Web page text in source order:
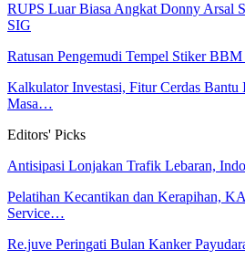
RUPS Luar Biasa Angkat Donny Arsal
SIG
Ratusan Pengemudi Tempel Stiker
Kalkulator Investasi, Fitur Cerdas Bantu
Masa…
Editors' Picks
Antisipasi Lonjakan Trafik Lebaran,
Pelatihan Kecantikan dan Kerapihan,
Service…
Re.juve Peringati Bulan Kanker